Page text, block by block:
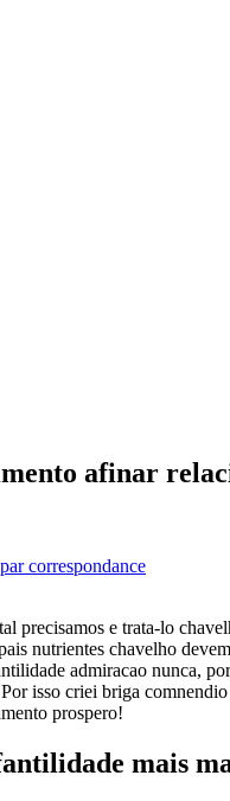
afinar
correspondance
e trata-lo
nutrientes chavelho
admiracao nunca,
isso criei briga
prospero!
mais